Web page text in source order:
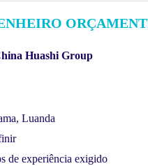
Huashi Group
Luanda
de experiência exigido